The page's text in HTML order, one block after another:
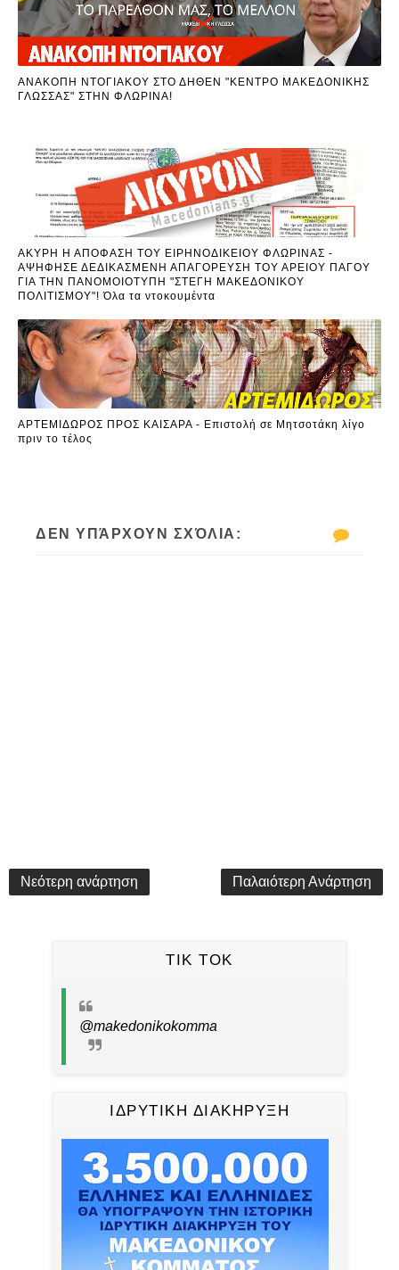
ΑΝΑΚΟΠΗ ΝΤΟΓΙΑΚΟΥ ΣΤΟ ΔΗΘΕΝ "ΚΕΝΤΡΟ ΜΑΚΕΔΟΝΙΚΗΣ
ΓΛΩΣΣΑΣ" ΣΤΗΝ ΦΛΩΡΙΝΑ!
ΑΚΥΡΗ Η ΑΠΟΦΑΣΗ ΤΟΥ ΕΙΡΗΝΟΔΙΚΕΙΟΥ ΦΛΩΡΙΝΑΣ -
ΑΨΗΦΗΣΕ ΔΕΔΙΚΑΣΜΕΝΗ ΑΠΑΓΟΡΕΥΣΗ ΤΟΥ ΑΡΕΙΟΥ ΠΑΓΟΥ
ΓΙΑ ΤΗΝ ΠΑΝΟΜΟΙΟΤΥΠΗ "ΣΤΕΓΗ ΜΑΚΕΔΟΝΙΚΟΥ
ΠΟΛΙΤΙΣΜΟΥ"! Όλα τα ντοκουμέντα
ΑΡΤΕΜΙΔΩΡΟΣ ΠΡΟΣ ΚΑΙΣΑΡΑ - Επιστολή σε Μητσοτάκη λίγο
πριν το τέλος
ΔΕΝ ΥΠΆΡΧΟΥΝ ΣΧΌΛΙΑ:
Νεότερη ανάρτηση Παλαιότερη Ανάρτηση
TIK TOK
@makedonikokomma
ΙΔΡΥΤΙΚΗ ΔΙΑΚΗΡΥΞΗ